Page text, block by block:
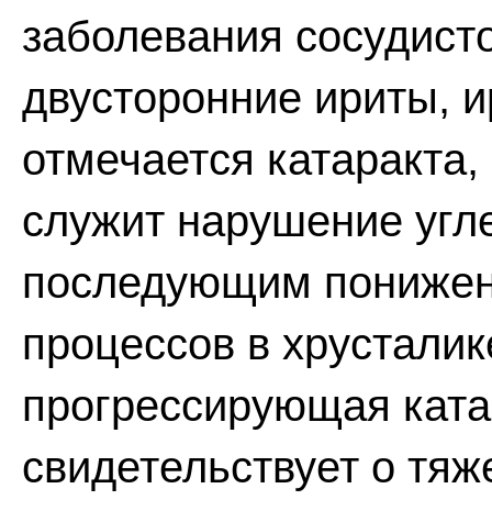
заболевания
двусторонние ириты,
отмечается
служит нарушение
последующим
процессов в
прогрессирующая
свидетельствует о